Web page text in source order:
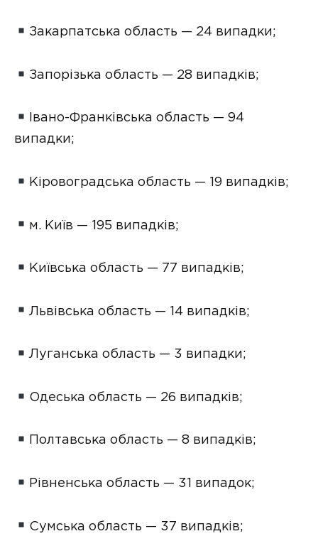
Закарпатська область — 24 випадки;
Запорізька область — 28 випадків;
Івано-Франківська область — 94
випадки;
Кіровоградська область — 19 випадків;
м. Київ — 195 випадків;
Київська область — 77 випадків;
Львівська область — 14 випадків;
Луганська область — 3 випадки;
Одеська область — 26 випадків;
Полтавська область — 8 випадків;
Рівненська область — 31 випадок;
Сумська область — 37 випадків;